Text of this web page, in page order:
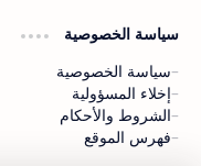
اشترك الآن
اشترك في
سياسة الخصوصية
سياسة الخصوصية
إخلاء المسؤولية
الشروط والأحكام
فهرس الموقع